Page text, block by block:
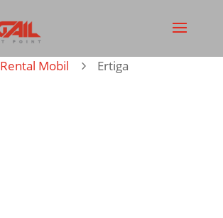
Rental Mobil 5 Ertiga